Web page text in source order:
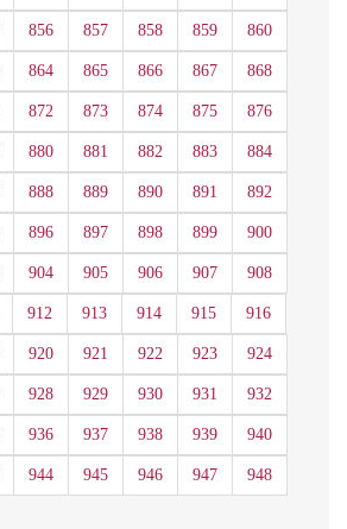
856 857 858 859 860
864 865 866 867 868
872 873 874 875 876
880 881 882 883 884
888 889 890 891 892
896 897 898 899 900
904 905 906 907 908
912 913 914 915 916
920 921 922 923 924
928 929 930 931 932
936 937 938 939 940
944 945 946 947 948